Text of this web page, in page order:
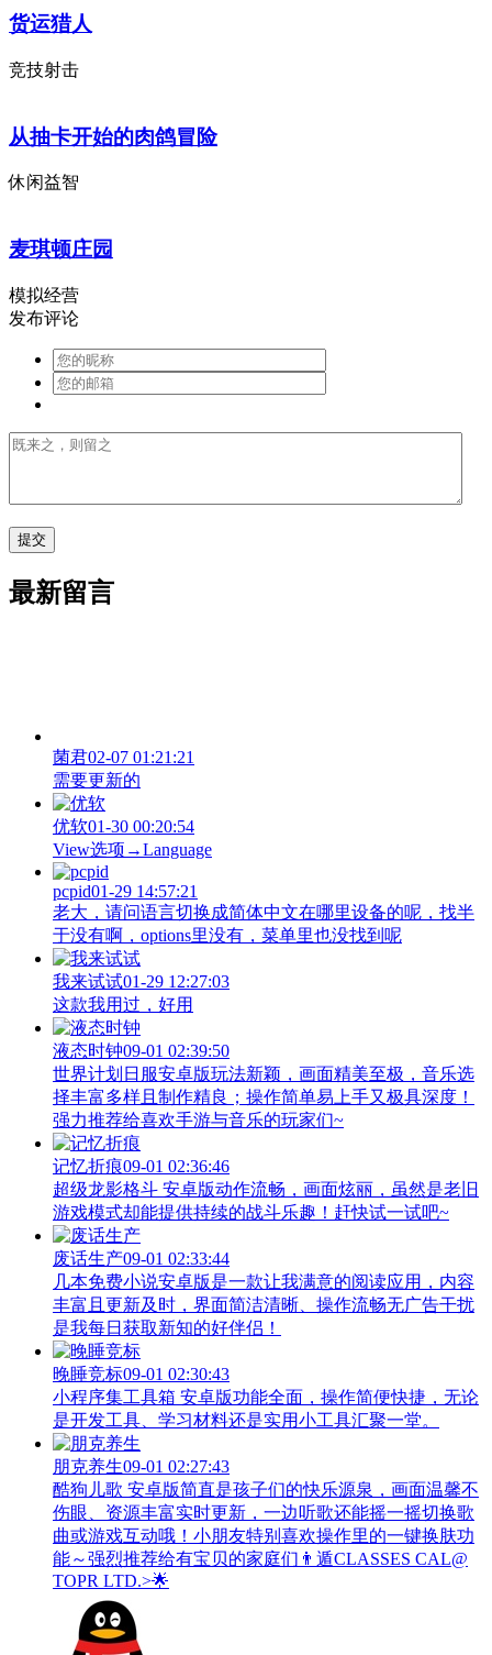
货运猎人
竞技射击
从抽卡开始的肉鸽冒险
休闲益智
麦琪顿庄园
模拟经营
发布评论
最新留言
菌君02-07 01:21:21
需要更新的
优软01-30 00:20:54
View‌选项→Language
pcpid01-29 14:57:21
老大，请问语言切换成简体中文在哪里设备的呢，找半
于没有啊，options里没有，菜单里也没找到呢
我来试试01-29 12:27:03
这款我用过，好用
液态时钟09-01 02:39:50
世界计划日服安卓版玩法新颖，画面精美至极，音乐选
择丰富多样且制作精良；操作简单易上手又极具深度！
强力推荐给喜欢手游与音乐的玩家们~
记忆折痕09-01 02:36:46
超级龙影格斗 安卓版动作流畅，画面炫丽，虽然是老旧
游戏模式却能提供持续的战斗乐趣！赶快试一试吧~
废话生产09-01 02:33:44
几本免费小说安卓版是一款让我满意的阅读应用，内容
丰富且更新及时，界面简洁清晰、操作流畅无广告干扰
是我每日获取新知的好伴侣！
晚睡竞标09-01 02:30:43
小程序集工具箱 安卓版功能全面，操作简便快捷，无论
是开发工具、学习材料还是实用小工具汇聚一堂。
朋克养生09-01 02:27:43
酷狗儿歌 安卓版简直是孩子们的快乐源泉，画面温馨不
伤眼、资源丰富实时更新，一边听歌还能摇一摇切换歌
曲或游戏互动哦！小朋友特别喜欢操作里的一键换肤功
能～强烈推荐给有宝贝的家庭们👨‍遁️CLASSES CAL@
TOPR LTD.>🌟